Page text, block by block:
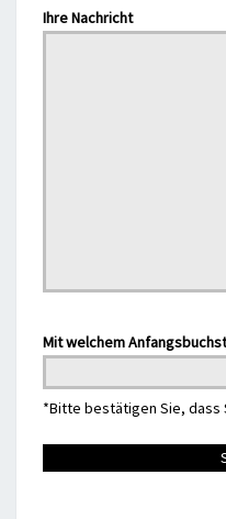
Bitte lasse dieses Feld leer.
Ihre Nachricht
Mit welchem
*Bitte bestätigen Sie, dass